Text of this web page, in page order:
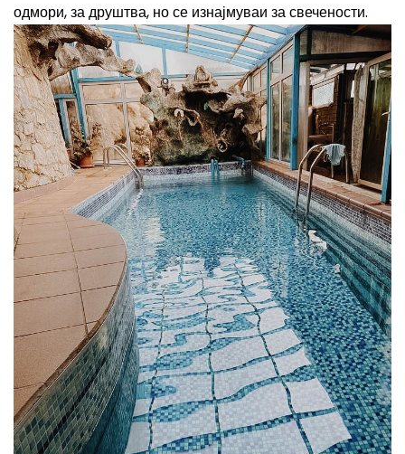
одмори, за друштва, но се изнајмуваи за свечености.